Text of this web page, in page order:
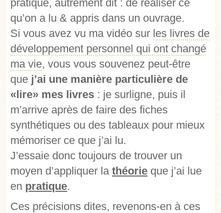
pratique, autrement dit : de réaliser ce
qu’on a lu & appris dans un ouvrage.
Si vous avez vu ma vidéo sur les livres de
développement personnel qui ont changé
ma vie, vous vous souvenez peut-être
que j’ai une manière particulière de
«lire» mes livres : je surligne, puis il
m’arrive après de faire des fiches
synthétiques ou des tableaux pour mieux
mémoriser ce que j’ai lu.
J’essaie donc toujours de trouver un
moyen d’appliquer la théorie que j’ai lue
en pratique.
Ces précisions dites, revenons-en à ces